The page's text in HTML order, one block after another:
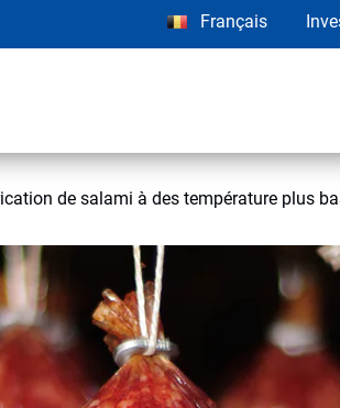
Français
de salami à des température plus